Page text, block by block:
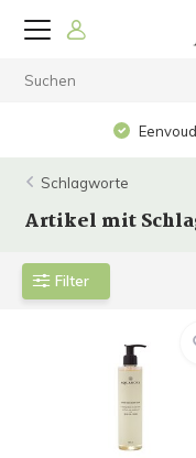
Schlagworte
Artikel mit
Filter